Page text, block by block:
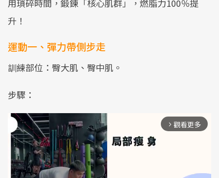
用瑣碎時間，鍛鍊「核心肌群」，燃脂力100％提
升！
運動一、彈力帶側步走
訓練部位：臀大肌、臀中肌。
步驟：
arrow_forward_ios 觀看更多